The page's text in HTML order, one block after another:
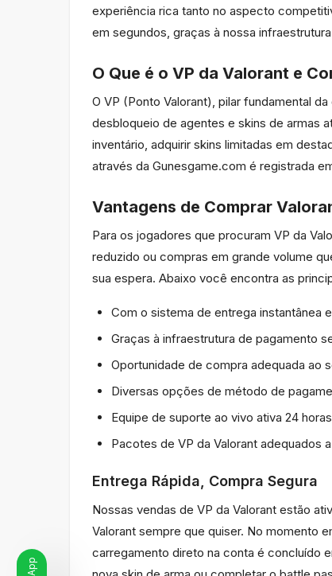
experiência rica tanto no aspecto
em segundos, graças à nossa
O Que é o VP da Valorant e
O VP (Ponto Valorant), pilar fundamental
desbloqueio de agentes e skins de armas
inventário, adquirir skins limitadas em
através da Gunesgame.com é registrada
Vantagens de Comprar
Para os jogadores que procuram VP da
reduzido ou compras em grande volume
sua espera. Abaixo você encontra as
Com o sistema de entrega instantânea
Graças à infraestrutura de pagamento
Oportunidade de compra adequada ao
Diversas opções de método de
Equipe de suporte ao vivo ativa 24
Pacotes de VP da Valorant adequados
Entrega Rápida, Compra Segura
Nossas vendas de VP da Valorant estão
Valorant sempre que quiser. No momento
carregamento direto na conta é concluído